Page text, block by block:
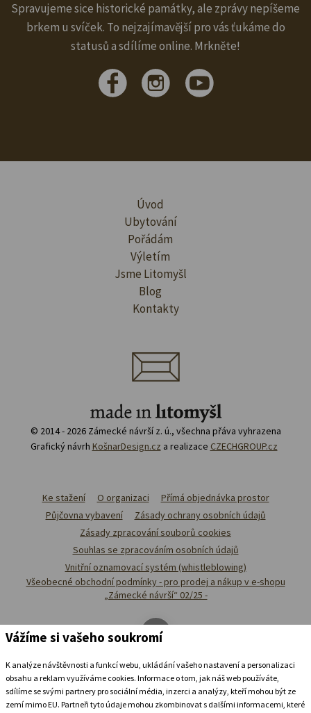
Spravujeme sice historické památky, ale zprávy nepíšeme
brkem u svíček. To nejzajímavější pro vás ťukáme do
statusů a sdílíme online. Mrkněte!
Úvod
Ubytování
Pořádám
Výletím
Jsme Litomyšl
Blog
Kontakty
© 2014 - 2026 Zámecké návrší z. ú., všechna přáva vyhrazena
Grafický návrh KošnarDesign.cz a realizace CZECHGROUP.cz
Ke stažení O organizaci
Přímá objednávka prostor
Půjčovna vybavení
Zásady ochrany osobních údajů
Zásady zpracování souborů cookies
Souhlas se zpracováním osobních údajů
Vnitřní oznamovací systém (whistleblowing)
Všeobecné obchodní podmínky - pro prodej a nákup v e-shopu
„Zámecké návrší“ 02/25 -
Vážíme si vašeho soukromí
K analýze návštěvnosti a funkcí webu, ukládání vašeho nastavení a personalizaci
obsahu a reklam využíváme cookies. Informace o tom, jak náš web používáte,
sdílíme se svými partnery pro sociální média, inzerci a analýzy, kteří mohou být ze
zemí mimo EU. Partneři tyto údaje mohou zkombinovat s dalšími informacemi, které